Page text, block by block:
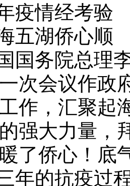
疫情经考验
五湖侨心顺
国务院总理
次会议作政
作，汇聚起
强大力量，
了侨心！底
年的抗疫过